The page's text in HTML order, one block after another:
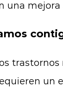
una
trastornos
un